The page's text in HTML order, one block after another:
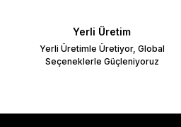
Yerli Üretim
Yerli Üretimle Üretiyor, Global
Seçeneklerle Güçleniyoruz